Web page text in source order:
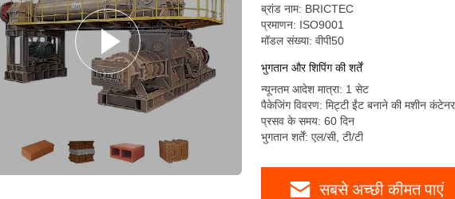
ब्रांड नाम: BRICTEC
प्रमाणन: ISO9001
मॉडल संख्या: वीपी50
भुगतान और शिपिंग की शर्तें
न्यूनतम आदेश मात्रा: 1 सेट
पैकेजिंग विवरण: मिट्टी ईंट बनाने की मशीन कंटेनर
प्रसव के समय: 60 दिन
भुगतान शर्तें: एल/सी, टी/टी
सबसे अच्छी कीमत पाएं